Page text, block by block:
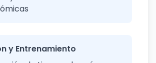
y Entrenamiento